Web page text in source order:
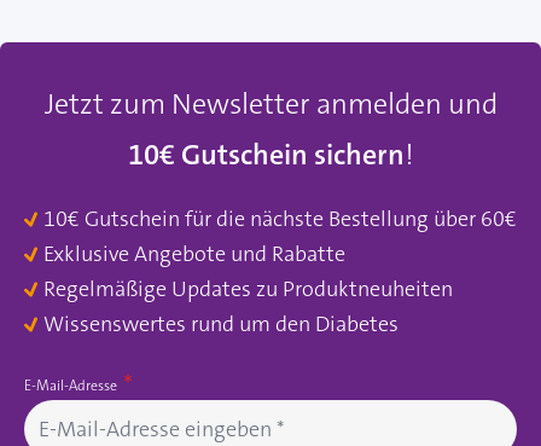
Jetzt zum Newsletter anmelden und
10€ Gutschein sichern!
10€ Gutschein für die nächste Bestellung über 60€
Exklusive Angebote und Rabatte
Regelmäßige Updates zu Produktneuheiten
Wissenswertes rund um den Diabetes
E-Mail-Adresse